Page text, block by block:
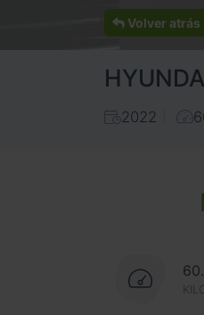
Volver atrás
2022